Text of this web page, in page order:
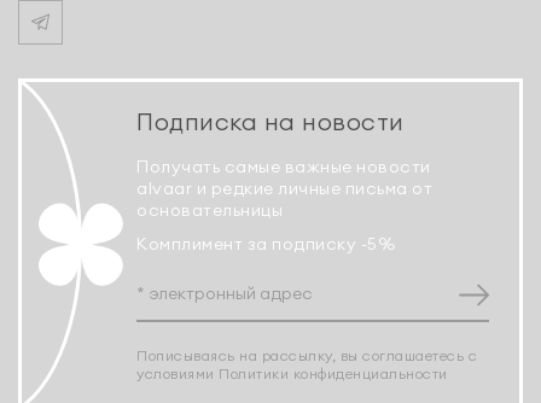
Подписка на новости
Получать самые важные новости
alvaar и редкие личные письма от
основательницы
Комплимент за подписку -5%
Пописываясь на рассылку, вы соглашаетесь с
условиями Политики конфиденциальности